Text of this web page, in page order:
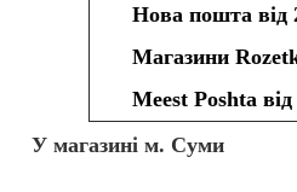
Нова пошта від
Магазини
Meest Poshta від
У магазині м. Суми